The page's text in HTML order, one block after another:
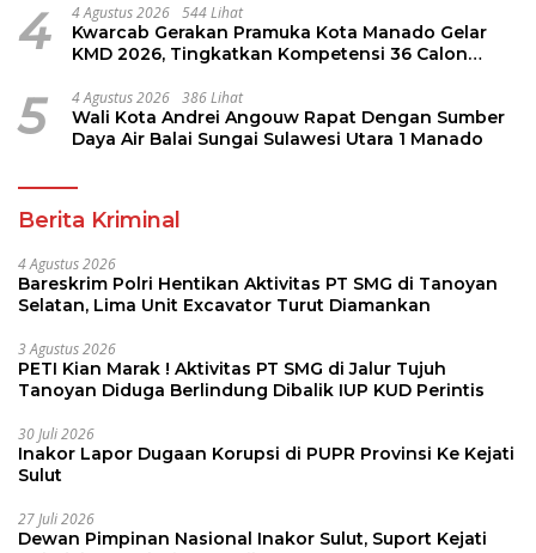
4 4 Agustus 2026 544 Lihat
Kwarcab Gerakan Pramuka Kota Manado Gelar
KMD 2026, Tingkatkan Kompetensi 36 Calon
5 4 Agustus 2026 386 Lihat
Wali Kota Andrei Angouw Rapat Dengan Sumber
Daya Air Balai Sungai Sulawesi Utara 1 Manado
Berita Kriminal
4 Agustus 2026
Bareskrim Polri Hentikan Aktivitas PT SMG di Tanoyan
Selatan, Lima Unit Excavator Turut Diamankan
3 Agustus 2026
PETI Kian Marak ! Aktivitas PT SMG di Jalur Tujuh
Tanoyan Diduga Berlindung Dibalik IUP KUD Perintis
30 Juli 2026
Inakor Lapor Dugaan Korupsi di PUPR Provinsi Ke Kejati
Sulut
27 Juli 2026
Dewan Pimpinan Nasional Inakor Sulut, Suport Kejati